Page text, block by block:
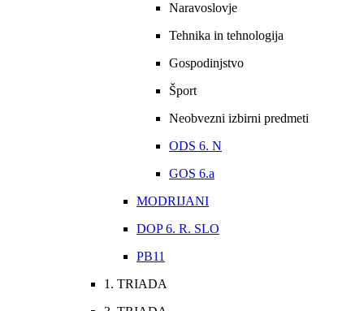
Naravoslovje
Tehnika in tehnologija
Gospodinjstvo
Šport
Neobvezni izbirni predmeti
ODS 6. N
GOS 6.a
MODRIJANI
DOP 6. R. SLO
PB11
1. TRIADA